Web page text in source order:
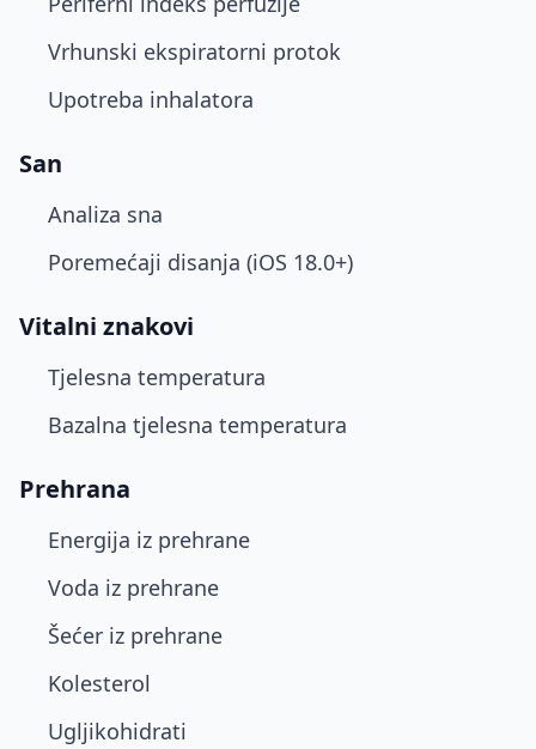
Vrhunski ekspiratorni protok
Upotreba inhalatora
San
Analiza sna
Poremećaji disanja (iOS 18.0+)
Vitalni znakovi
Tjelesna temperatura
Bazalna tjelesna temperatura
Prehrana
Energija iz prehrane
Voda iz prehrane
Šećer iz prehrane
Kolesterol
Ugljikohidrati